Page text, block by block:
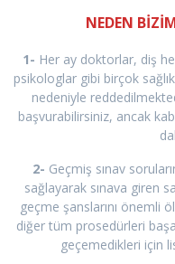
NEDEN
1- Her ay doktorlar, diş
psikologlar gibi birçok
nedeniyle
başvurabilirsiniz, ancak
2- Geçmiş sınav
sağlayarak sınava giren
geçme şanslarını önemli
diğer tüm prosedürleri
geçemedikleri için